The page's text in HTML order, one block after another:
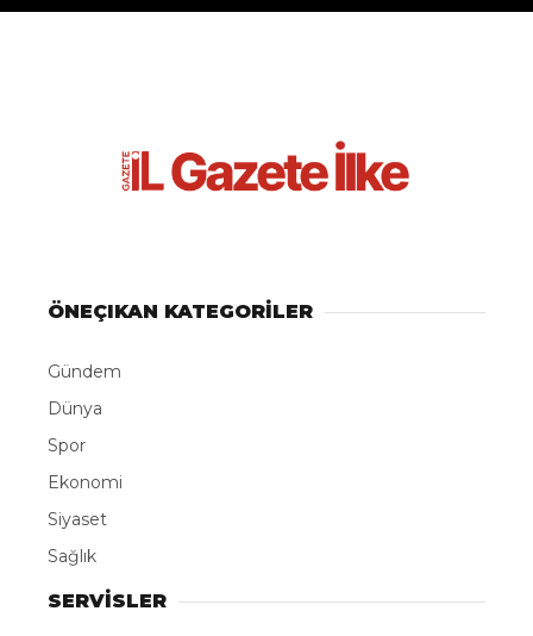
ÖNEÇIKAN KATEGORİLER
Gündem
Dünya
Spor
Ekonomi
Siyaset
Sağlık
SERVİSLER